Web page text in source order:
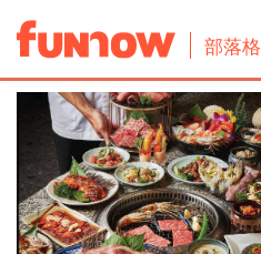
部落格